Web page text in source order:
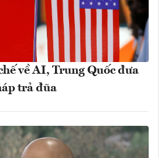
về AI, Trung Quốc đưa
trả đũa